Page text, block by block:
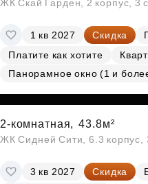
ЖК Скай Гарден, 2 корпус, 3
1 кв 2027 Скидка
Платите как хотите
Панорамное окно (1 и
2-комнатная, 43.8м²
ЖК Сидней Сити, 6.3 корпус,
3 кв 2027 Скидка